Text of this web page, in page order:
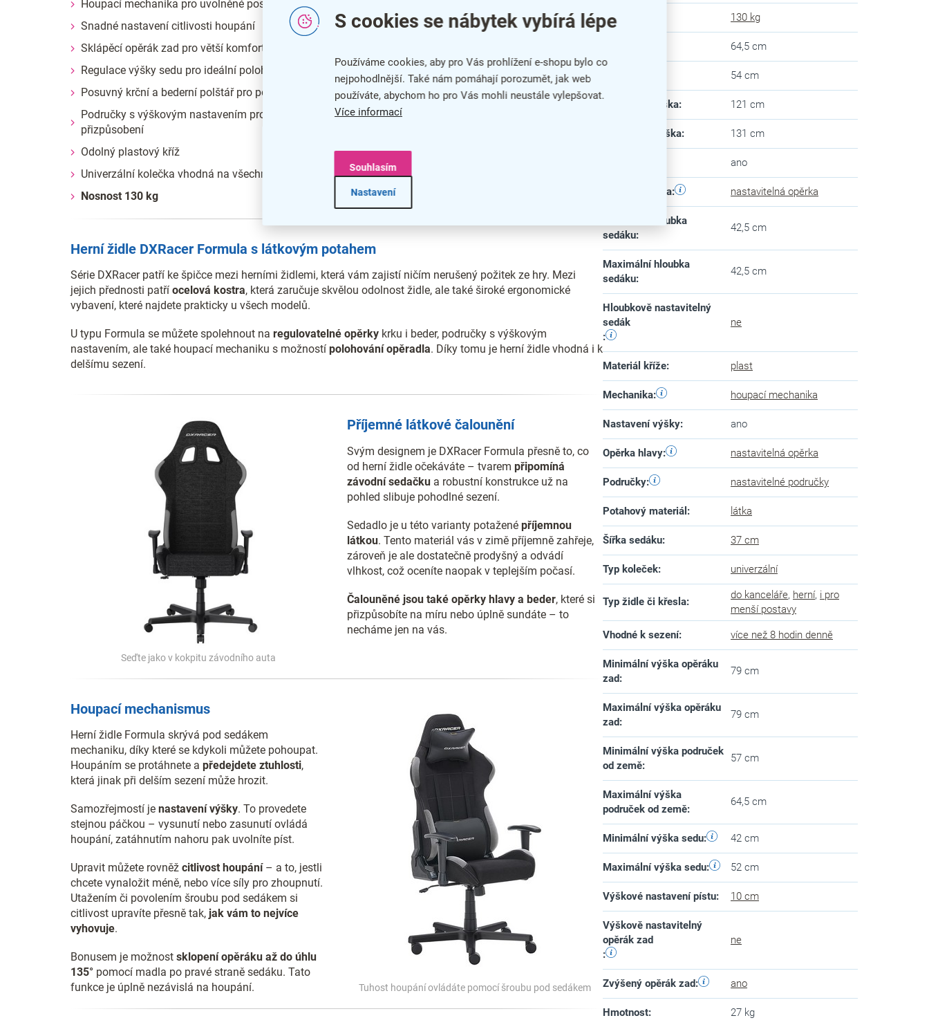
S cookies se nábytek vybírá lépe
Používáme cookies, aby pro Vás prohlížení e-shopu bylo co
nejpohodlnější. Také nám pomáhají porozumět, jak web
používáte, abychom ho pro Vás mohli neustále vylepšovat.
Více informací
Nastavení
Souhlasím
Houpací mechanika pro uvolněné posezení
Snadné nastavení citlivosti houpání
Sklápěcí opěrák zad pro větší komfort
Regulace výšky sedu pro ideální polohu
Posuvný krční a bederní polštář pro podporu zad
Područky s výškovým nastavením pro
přizpůsobení
Odolný plastový kříž
Univerzální kolečka vhodná na všechny podlahy
Nosnost 130 kg
Herní židle DXRacer Formula s látkovým potahem
Série DXRacer patří ke špičce mezi herními židlemi, která vám zajistí ničím nerušený požitek ze hry. Mezi
jejich přednosti patří ocelová kostra, která zaručuje skvělou odolnost židle, ale také široké ergonomické
vybavení, které najdete prakticky u všech modelů.
U typu Formula se můžete spolehnout na regulovatelné opěrky krku i beder, područky s výškovým
nastavením, ale také houpací mechaniku s možností polohování opěradla. Díky tomu je herní židle vhodná i k
delšímu sezení.
Seďte jako v kokpitu závodního auta
Příjemné látkové čalounění
Svým designem je DXRacer Formula přesně to, co
od herní židle očekáváte – tvarempřipomíná
závodní sedačku a robustní konstrukce už na
pohled slibuje pohodlné sezení.
Sedadlo je u této varianty potaženépříjemnou
látkou. Tento materiál vás v zimě příjemně zahřeje,
zároveň je ale dostatečně prodyšný a odvádí
vlhkost, což oceníte naopak v teplejším počasí.
Čalouněné jsou také opěrky hlavy a beder, které si
přizpůsobíte na míru nebo úplně sundáte – to
necháme jen na vás.
Houpací mechanismus
Herní židle Formula skrývá pod sedákem
mechaniku, díky které se kdykoli můžete pohoupat.
Houpáním se protáhnete a předejdete ztuhlosti,
která jinak při delším sezení může hrozit.
Samozřejmostí je nastavení výšky. To provedete
stejnou páčkou – vysunutí nebo zasunutí ovládá
houpání, zatáhnutím nahoru pak uvolníte píst.
Upravit můžete rovněž citlivost houpání– a to, jestli
chcete vynaložit méně, nebo více síly pro zhoupnutí.
Utažením či povolením šroubu pod sedákem si
citlivost upravíte přesně tak, jak vám to nejvíce
vyhovuje.
Bonusem je možnost sklopení opěráku až do úhlu
135° pomocí madla po pravé straně sedáku. Tato
funkce je úplně nezávislá na houpání.
Tuhost houpání ovládáte pomocí šroubu pod sedákem
Nosnost 130 kg
64,5 cm
54 cm
Minimální výška: 121 cm
Maximální výška: 131 cm
ano
Bederní opěrka: nastavitelná opěrka
Minimální hloubka
sedáku:
42,5 cm
Maximální hloubka
sedáku:
42,5 cm
Hloubkově nastavitelný
sedák
:
ne
Materiál kříže: plast
Mechanika: houpací mechanika
Nastavení výšky: ano
Opěrka hlavy: nastavitelná opěrka
Područky: nastavitelné područky
Potahový materiál : látka
Šířka sedáku: 37 cm
Typ koleček: univerzální
Typ židle či křesla:
do kanceláře, herní, i pro
menší postavy
Vhodné k sezení: více než 8 hodin denně
Minimální výška opěráku
zad:
79 cm
Maximální výška opěráku
zad:
79 cm
Minimální výška područek
od země:
57 cm
Maximální výška
područek od země:
64,5 cm
Minimální výška sedu: 42 cm
Maximální výška sedu: 52 cm
Výškové nastavení pístu: 10 cm
Výškově nastavitelný
opěrák zad
:
ne
Zvýšený opěrák zad: ano
Hmotnost: 27 kg